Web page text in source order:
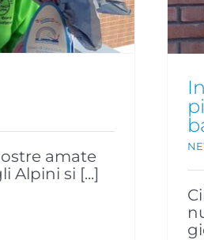
amate
Alpini si [...]